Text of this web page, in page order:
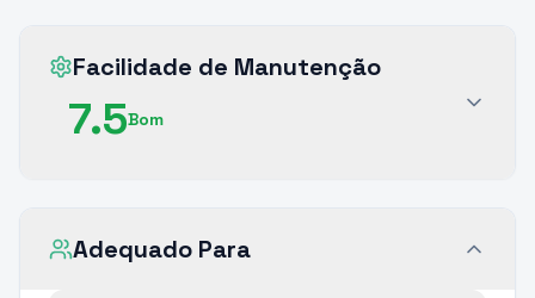
Facilidade de Manutenção
7.5Bom
Adequado Para